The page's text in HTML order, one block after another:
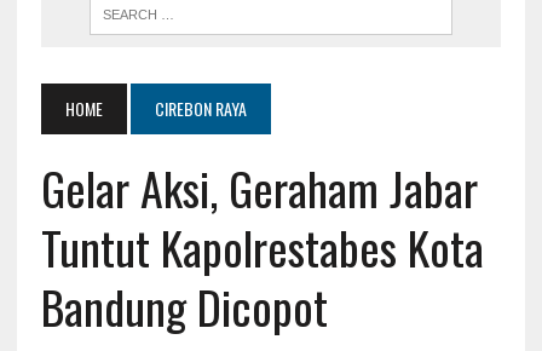
HOME CIREBON RAYA
Gelar Aksi, Geraham Jabar
Tuntut Kapolrestabes Kota
Bandung Dicopot